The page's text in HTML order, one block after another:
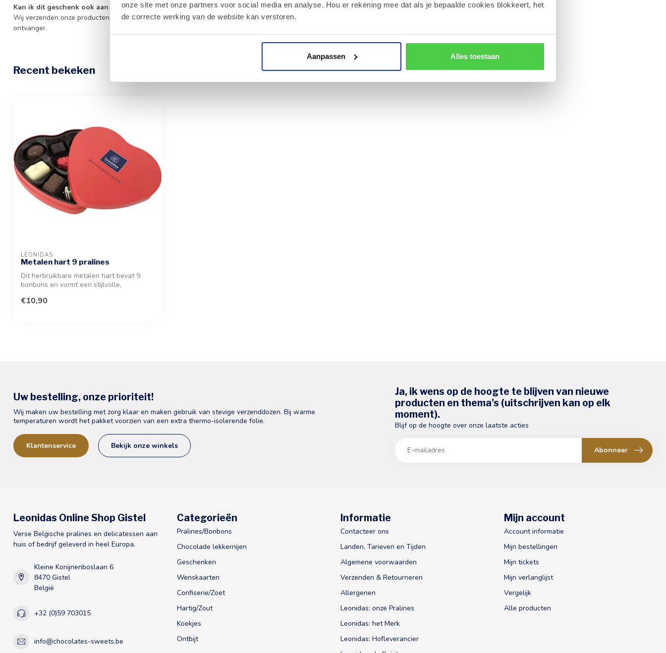
onze site met onze partners voor social media en analyse. Hou er rekening mee dat als je bepaalde cookies blokkeert, het
de correcte werking van de website kan verstoren.
Aanpassen Alles toestaan
Kan ik dit geschenk ook aan huis laten bezorgen?
Wij verzenden onze producten door heel Europa met veel zorg, zodat uw geschenk in perfecte staat aankomt bij de
ontvanger.
Recent bekeken
LEONIDAS
Metalen hart 9 pralines
Dit herbruikbare metalen hart bevat 9
bonbons en vormt een stijlvolle,
€10,90
Uw bestelling, onze prioriteit!
Wij maken uw bestelling met zorg klaar en maken gebruik van stevige verzenddozen. Bij warme
temperaturen wordt het pakket voorzien van een extra thermo-isolerende folie.
Klantenservice Bekijk onze winkels
Ja, ik wens op de hoogte te blijven van nieuwe
producten en thema's (uitschrijven kan op elk
moment).
Blijf op de hoogte over onze laatste acties
Abonneer
Leonidas Online Shop Gistel
Verse Belgische pralines en delicatessen aan
huis of bedrijf geleverd in heel Europa.
Kleine Konijnenboslaan 6
8470 Gistel
België
+32 (0)59 703015
info@chocolates-sweets.be
Categorieën
Pralines/Bonbons
Chocolade lekkernijen
Geschenken
Wenskaarten
Confiserie/Zoet
Hartig/Zout
Koekjes
Ontbijt
Informatie
Contacteer ons
Landen, Tarieven en Tijden
Algemene voorwaarden
Verzenden & Retourneren
Allergenen
Leonidas: onze Pralines
Leonidas: het Merk
Leonidas: Hofleverancier
Mijn account
Account informatie
Mijn bestellingen
Mijn tickets
Mijn verlanglijst
Vergelijk
Alle producten